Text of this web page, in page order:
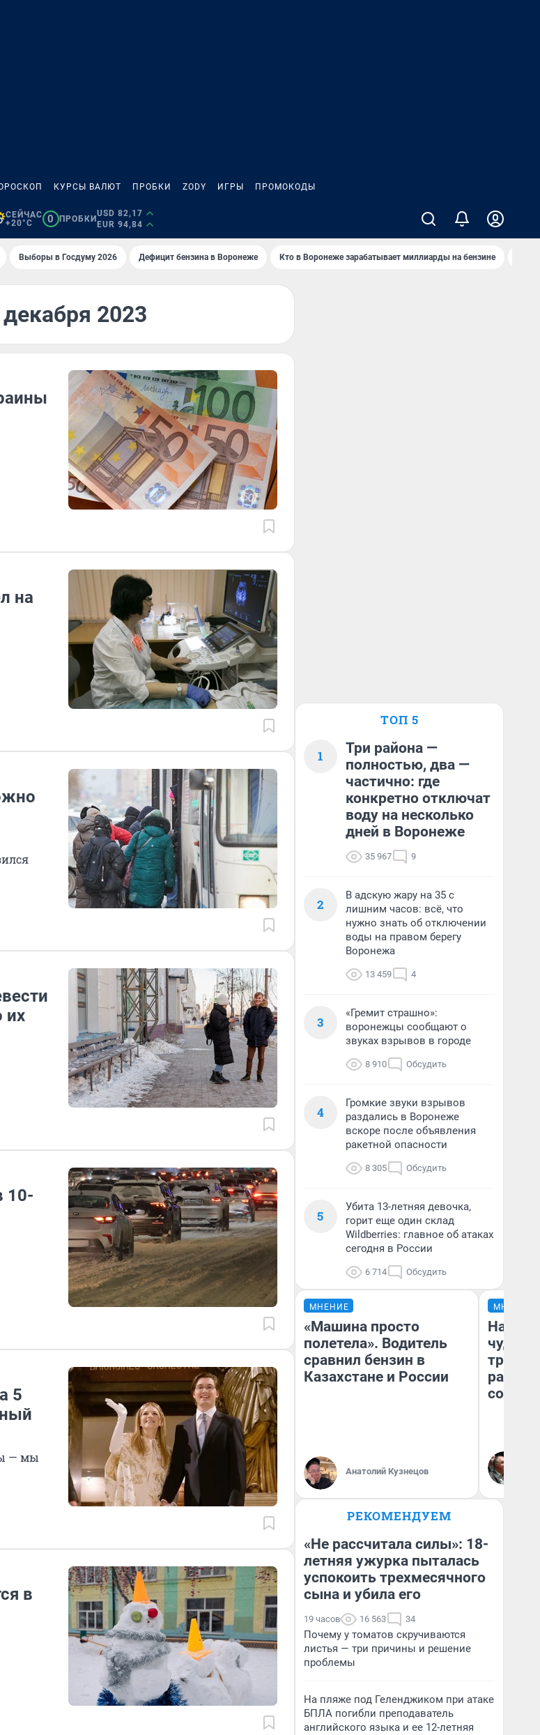
КУРСЫ ВАЛЮТ ПРОБКИ ZODY ИГРЫ ПРОМОКОДЫ
СЕЙЧАС
+20°C
0 ПРОБКИ
USD 82,17
EUR 94,84
Выборы в Госдуму 2026 Дефицит бензина в Воронеже Кто в Воронеже зарабатывает миллиарды на бензине
2023
на
их
10-
5
— мы
в
ТОП 5
1
Три района —
полностью, два —
частично: где
конкретно отключат
воду на несколько
дней в Воронеже
35 967 9
2
В адскую жару на 35 с
лишним часов: всё, что
нужно знать об отключении
воды на правом берегу
Воронежа
13 459 4
3
«Гремит страшно»:
воронежцы сообщают о
звуках взрывов в городе
8 910 Обсудить
4
Громкие звуки взрывов
раздались в Воронеже
вскоре после объявления
ракетной опасности
8 305 Обсудить
5
Убита 13-летняя девочка,
горит еще один склад
Wildberries: главное об атаках
сегодня в России
6 714 Обсудить
МНЕНИЕ
«Машина просто
полетела». Водитель
сравнил бензин в
Казахстане и России
Анатолий Кузнецов
МНЕНИЕ
чудом
РЕКОМЕНДУЕМ
«Не рассчитала силы»: 18-
летняя ужурка пыталась
успокоить трехмесячного
сына и убила его
19 часов 16 563 34
Почему у томатов скручиваются
листья — три причины и решение
проблемы
На пляже под Геленджиком при атаке
БПЛА погибли преподаватель
английского языка и ее 12-летняя